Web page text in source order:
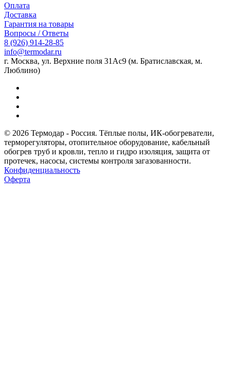
Оплата
Доставка
Гарантия на товары
Вопросы / Ответы
8 (926) 914-28-85
info@termodar.ru
г. Москва, ул. Верхние поля 31Ас9 (м. Братиславская, м.
Люблино)
© 2026 Термодар - Россия. Тёплые полы, ИК-обогреватели,
терморегуляторы, отопительное оборудование, кабельный
обогрев труб и кровли, тепло и гидро изоляция, защита от
протечек, насосы, системы контроля загазованности.
Конфиденциальность
Оферта